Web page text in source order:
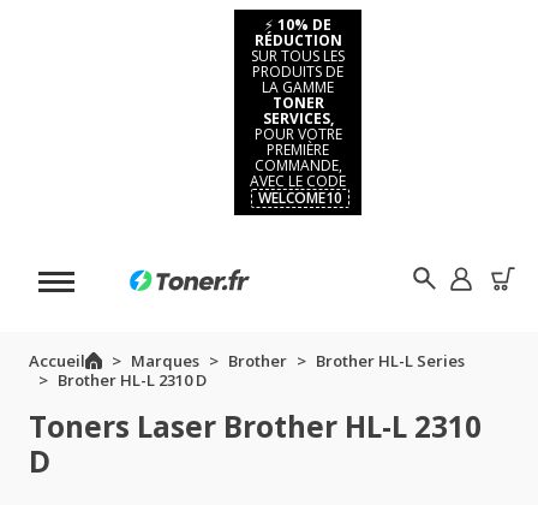
⚡ 10% DE
RÉDUCTION
SUR TOUS LES
PRODUITS DE
LA GAMME
TONER
SERVICES,
POUR VOTRE
PREMIÈRE
COMMANDE,
AVEC LE CODE
WELCOME10
Accueil Marques Brother
Brother HL-L Series
Brother HL-L 2310 D
Toners Laser Brother HL-L 2310
D